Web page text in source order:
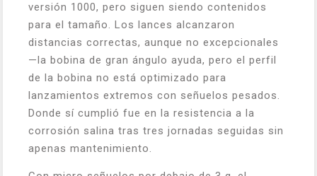
versión 1000, pero siguen siendo contenidos
para el tamaño. Los lances alcanzaron
distancias correctas, aunque no excepcionales
—la bobina de gran ángulo ayuda, pero el perfil
de la bobina no está optimizado para
lanzamientos extremos con señuelos pesados.
Donde sí cumplió fue en la resistencia a la
corrosión salina tras tres jornadas seguidas sin
apenas mantenimiento.